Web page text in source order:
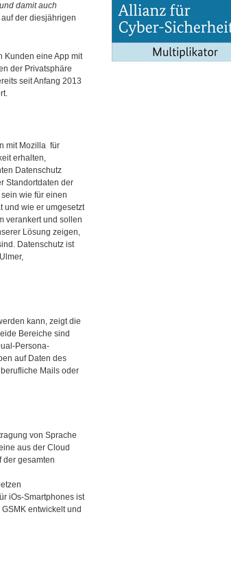
damit auch
der diesjährigen
Kunden eine App mit
der Privatsphäre
seit Anfang 2013
mit Mozilla für
erhalten,
Datenschutz
Standortdaten der
wie für einen
und wie er umgesetzt
verankert und sollen
Lösung zeigen,
Datenschutz ist
kann, zeigt die
Bereiche sind
Persona-
auf Daten des
Mails oder
von Sprache
aus der Cloud
der gesamten
iOs-Smartphones ist
entwickelt und